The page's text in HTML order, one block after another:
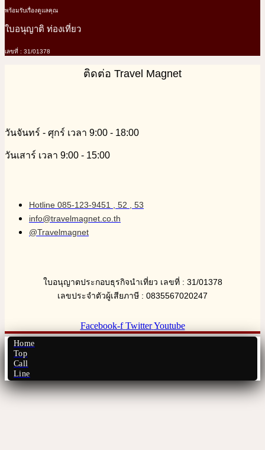
พร้อมรับเรื่องดูแลคุณ
ใบอนุญาติ ท่องเที่ยว
เลขที่ : 31/01378
ติดต่อ Travel Magnet
วันจันทร์ - ศุกร์ เวลา 9:00 - 18:00
วันเสาร์ เวลา 9:00 - 15:00
Hotline 085-123-9451 , 52 , 53
info@travelmagnet.co.th
@Travelmagnet
ใบอนุญาตประกอบธุรกิจนำเที่ยว เลขที่ : 31/01378
เลขประจำตัวผู้เสียภาษี : 0835567020247
Facebook-f Twitter Youtube
Home
Top
Call
Line